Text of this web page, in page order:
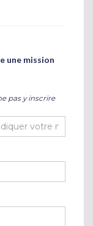
une mission
pas y inscrire